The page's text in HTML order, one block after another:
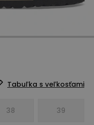
Tabuľka s veľkosťami
38 39